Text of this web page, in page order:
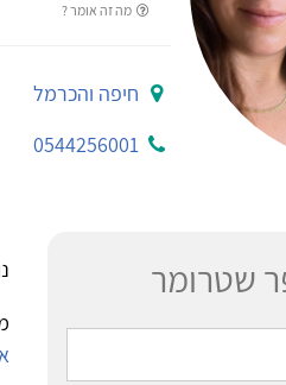
מה זה אומר ?
חיפה והכרמל
0544256001
שטרומר